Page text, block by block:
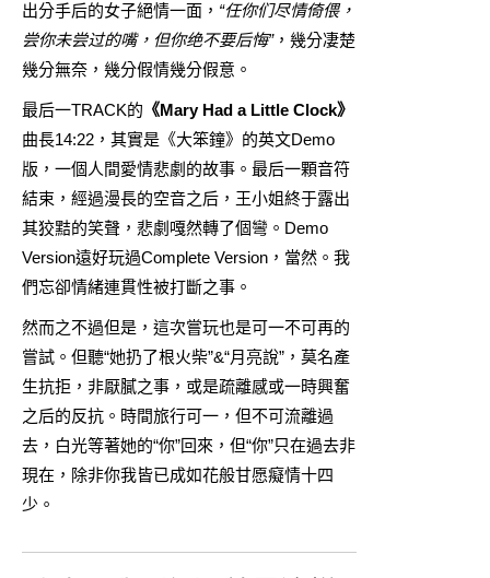
出分手后的女子絕情一面， “任你们尽情倚偎，
尝你未尝过的嘴，但你绝不要后悔”，幾分凄楚
幾分無奈，幾分假情幾分假意。
最后一TRACK的 《Mary Had a Little Clock》
曲長14:22，其實是《大笨鐘》的英文Demo
版，一個人間愛情悲劇的故事。最后一顆音符
結束，經過漫長的空音之后，王小姐終于露出
其狡黠的笑聲，悲劇嘎然轉了個彎。Demo
Version遠好玩過Complete Version，當然。我
們忘卻情緒連貫性被打斷之事。
然而之不過但是，這次嘗玩也是可一不可再的
嘗試。但聽“她扔了根火柴”&“月亮說”，莫名產
生抗拒，非厭膩之事，或是疏離感或一時興奮
之后的反抗。時間旅行可一，但不可流離過
去，白光等著她的“你”回來，但“你”只在過去非
現在，除非你我皆已成如花般甘愿癡情十四
少。